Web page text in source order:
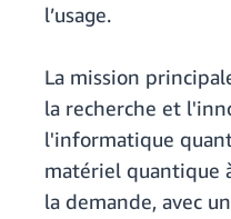
l’usage.
La mission
la recherche et
l'informatique
matériel quantique
la demande, avec